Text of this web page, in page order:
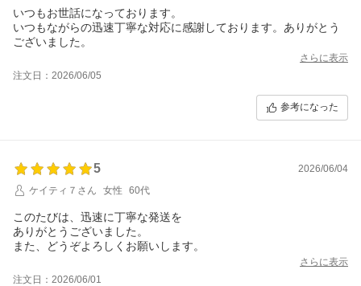
いつもお世話になっております。
いつもながらの迅速丁寧な対応に感謝しております。ありがとう
ございました。
さらに表示
注文日：2026/06/05
参考になった
5
2026/06/04
ケイティ７さん
女性 60代
このたびは、迅速に丁寧な発送を
ありがとうございました。
また、どうぞよろしくお願いします。
さらに表示
注文日：2026/06/01